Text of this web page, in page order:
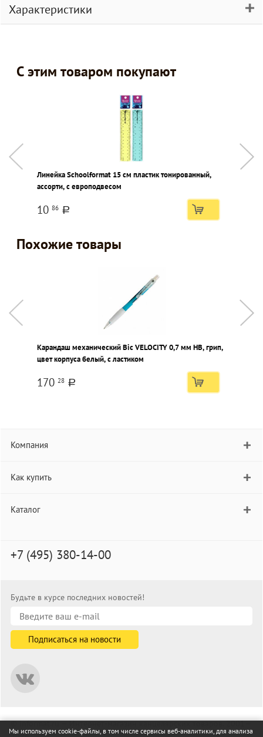
Характеристики
С этим товаром покупают
Линейка Schoolformat 15 см пластик тонированный,
ассорти, с европодвесом
10 86 a
Похожие товары
Карандаш механический Bic VELOCITY 0,7 мм НВ, грип,
цвет корпуса белый, с ластиком
170 28 a
Компания
Как купить
Каталог
+7 (495) 380-14-00
Будьте в курсе последних новостей!
© informat.ru — Интернет-магазин канцелярских товаров. 2001—
Мы используем cookie-файлы, в том числе сервисы веб-аналитики, для анализа